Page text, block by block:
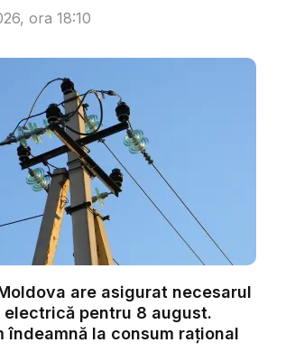
ora 18:10
are asigurat necesarul
electrică pentru 8 august.
îndeamnă la consum rațional